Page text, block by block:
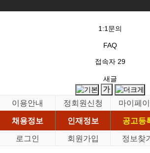
1:1문의
FAQ
접속자 29
새글
이용안내 정회원신청 마이페
채용정보
인재정보 공고등
로그인
회원가입 정보찾